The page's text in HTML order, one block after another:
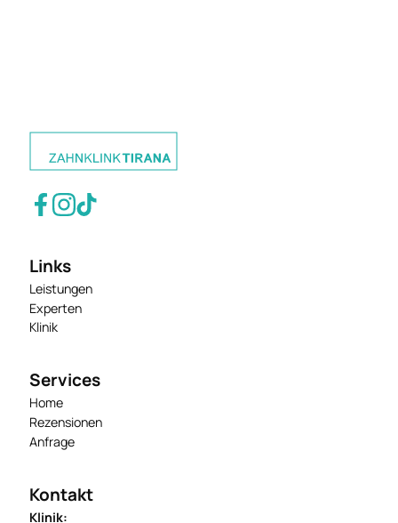
Links
Leistungen
Experten
Klinik
Services
Home
Rezensionen
Anfrage
Kontakt
Klinik: